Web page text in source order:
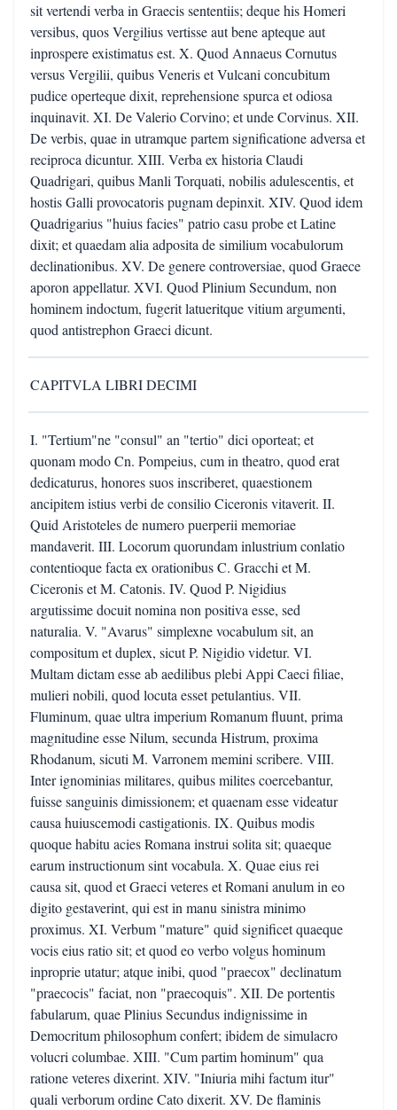
sit vertendi verba in Graecis sententiis; deque his Homeri
versibus, quos Vergilius vertisse aut bene apteque aut
inprospere existimatus est. X. Quod Annaeus Cornutus
versus Vergilii, quibus Veneris et Vulcani concubitum
pudice operteque dixit, reprehensione spurca et odiosa
inquinavit. XI. De Valerio Corvino; et unde Corvinus. XII.
De verbis, quae in utramque partem significatione adversa et
reciproca dicuntur. XIII. Verba ex historia Claudi
Quadrigari, quibus Manli Torquati, nobilis adulescentis, et
hostis Galli provocatoris pugnam depinxit. XIV. Quod idem
Quadrigarius "huius facies" patrio casu probe et Latine
dixit; et quaedam alia adposita de similium vocabulorum
declinationibus. XV. De genere controversiae, quod Graece
aporon appellatur. XVI. Quod Plinium Secundum, non
hominem indoctum, fugerit latueritque vitium argumenti,
quod antistrephon Graeci dicunt.
CAPITVLA LIBRI DECIMI
I. "Tertium"ne "consul" an "tertio" dici oporteat; et
quonam modo Cn. Pompeius, cum in theatro, quod erat
dedicaturus, honores suos inscriberet, quaestionem
ancipitem istius verbi de consilio Ciceronis vitaverit. II.
Quid Aristoteles de numero puerperii memoriae
mandaverit. III. Locorum quorundam inlustrium conlatio
contentioque facta ex orationibus C. Gracchi et M.
Ciceronis et M. Catonis. IV. Quod P. Nigidius
argutissime docuit nomina non positiva esse, sed
naturalia. V. "Avarus" simplexne vocabulum sit, an
compositum et duplex, sicut P. Nigidio videtur. VI.
Multam dictam esse ab aedilibus plebi Appi Caeci filiae,
mulieri nobili, quod locuta esset petulantius. VII.
Fluminum, quae ultra imperium Romanum fluunt, prima
magnitudine esse Nilum, secunda Histrum, proxima
Rhodanum, sicuti M. Varronem memini scribere. VIII.
Inter ignominias militares, quibus milites coercebantur,
fuisse sanguinis dimissionem; et quaenam esse videatur
causa huiuscemodi castigationis. IX. Quibus modis
quoque habitu acies Romana instrui solita sit; quaeque
earum instructionum sint vocabula. X. Quae eius rei
causa sit, quod et Graeci veteres et Romani anulum in eo
digito gestaverint, qui est in manu sinistra minimo
proximus. XI. Verbum "mature" quid significet quaeque
vocis eius ratio sit; et quod eo verbo volgus hominum
inproprie utatur; atque inibi, quod "praecox" declinatum
"praecocis" faciat, non "praecoquis". XII. De portentis
fabularum, quae Plinius Secundus indignissime in
Democritum philosophum confert; ibidem de simulacro
volucri columbae. XIII. "Cum partim hominum" qua
ratione veteres dixerint. XIV. "Iniuria mihi factum itur"
quali verborum ordine Cato dixerit. XV. De flaminis